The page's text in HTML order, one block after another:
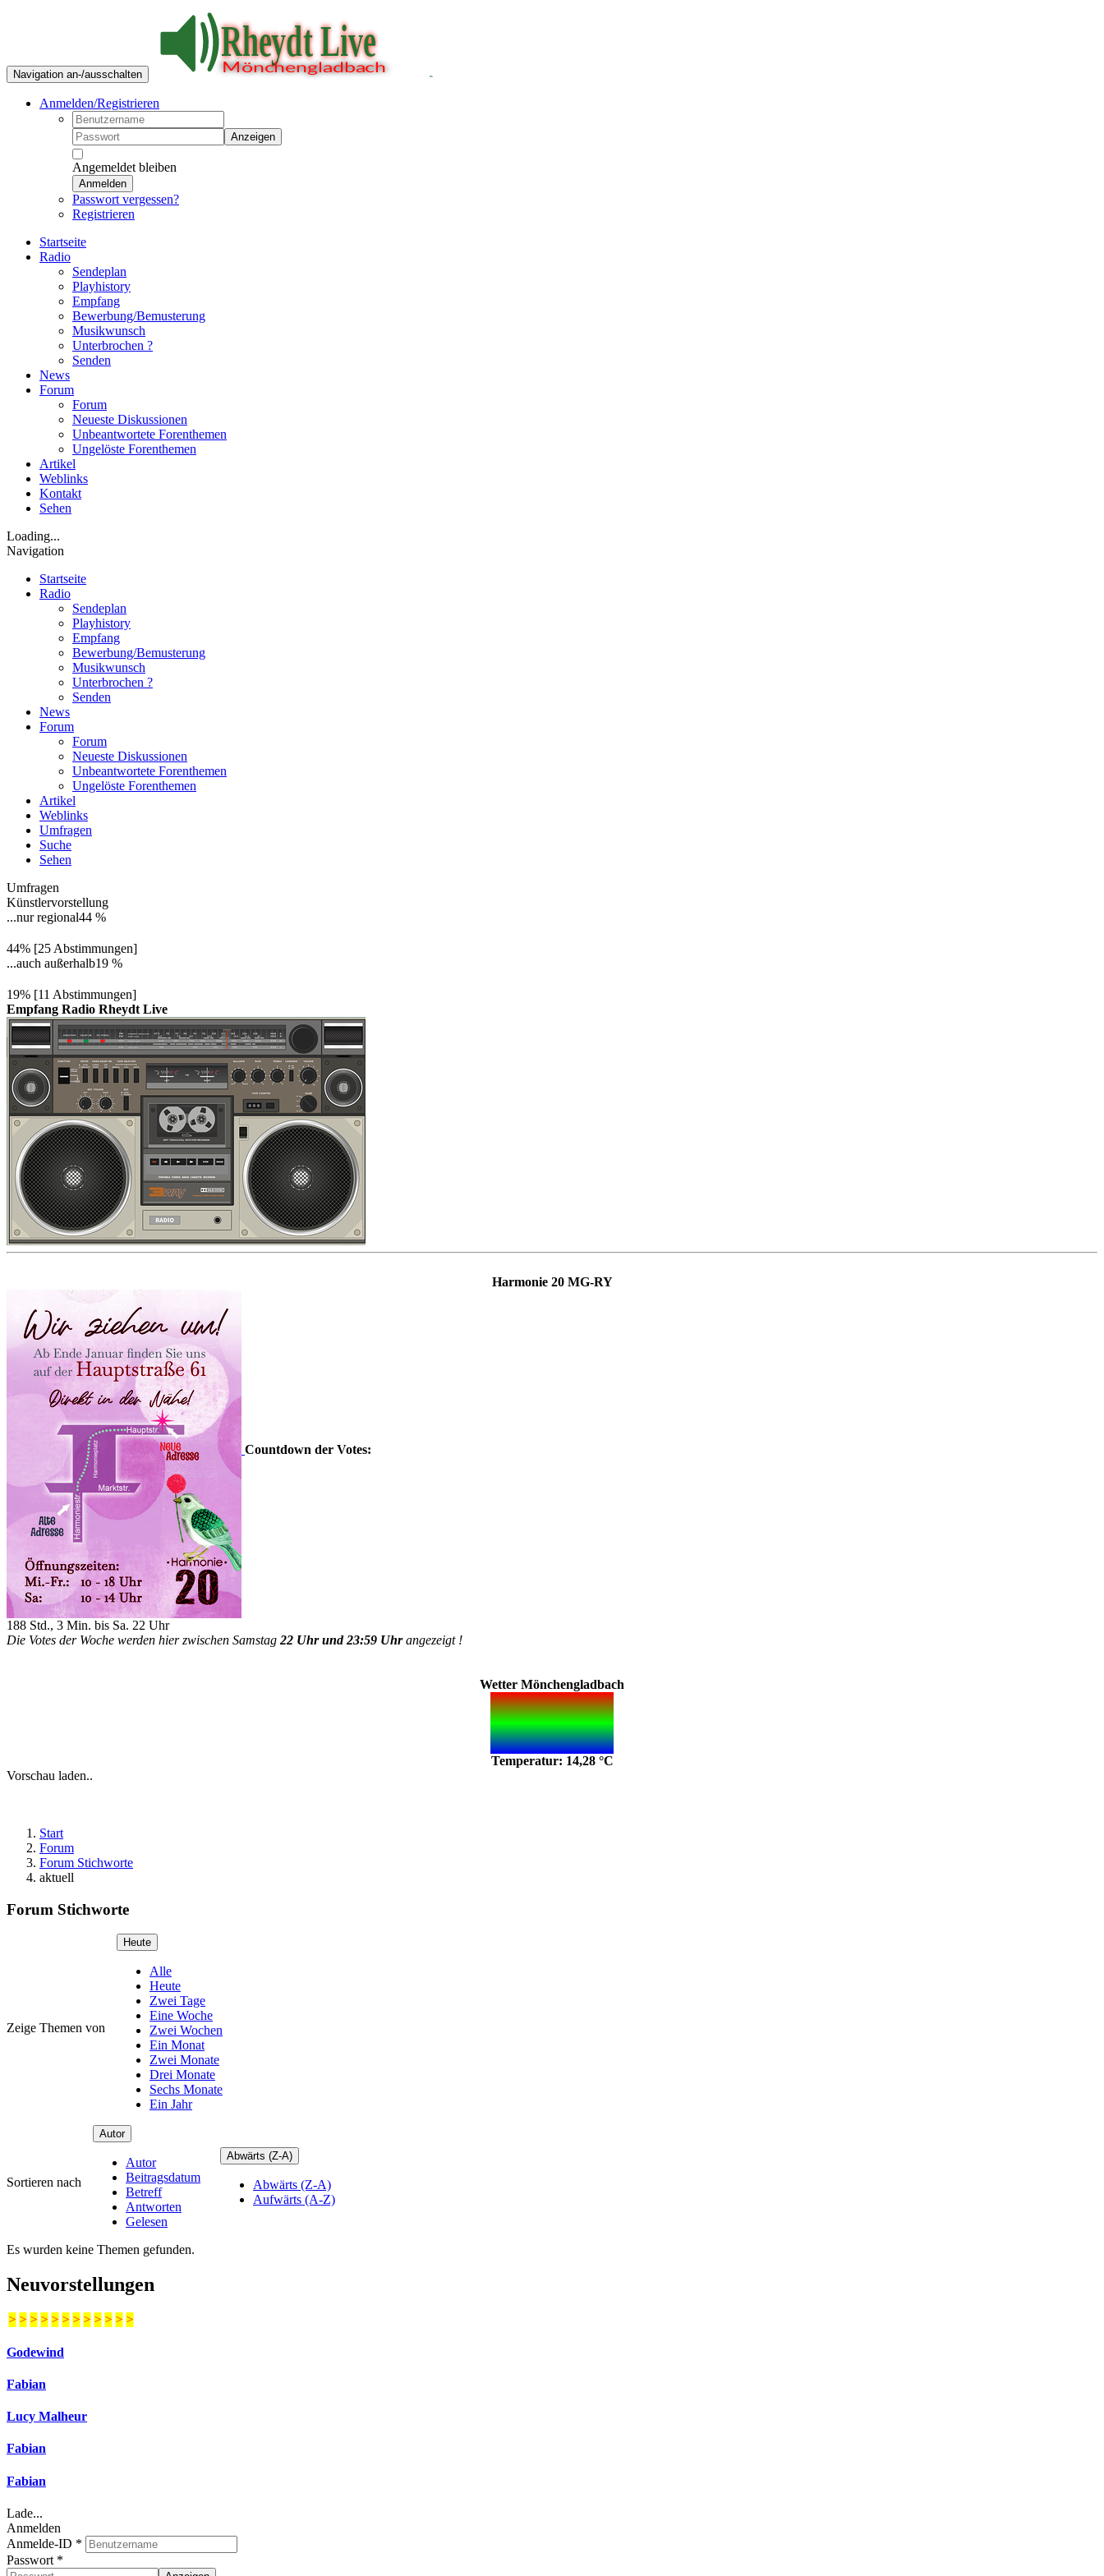
Navigation an-/ausschalten
Anmelden/Registrieren
Anzeigen
Angemeldet bleiben
Anmelden
Passwort vergessen?
Registrieren
Startseite
Radio
Sendeplan
Playhistory
Empfang
Bewerbung/Bemusterung
Musikwunsch
Unterbrochen ?
Senden
News
Forum
Forum
Neueste Diskussionen
Unbeantwortete Forenthemen
Ungelöste Forenthemen
Artikel
Weblinks
Kontakt
Sehen
Loading...
Navigation
Startseite
Radio
Sendeplan
Playhistory
Empfang
Bewerbung/Bemusterung
Musikwunsch
Unterbrochen ?
Senden
News
Forum
Forum
Neueste Diskussionen
Unbeantwortete Forenthemen
Ungelöste Forenthemen
Artikel
Weblinks
Umfragen
Suche
Sehen
Umfragen
Künstlervorstellung
...nur regional44 %
44% [25 Abstimmungen]
...auch außerhalb19 %
19% [11 Abstimmungen]
Empfang Radio Rheydt Live
Harmonie 20 MG-RY
Countdown der Votes:
188 Std., 3 Min. bis Sa. 22 Uhr
Die Votes der Woche werden hier zwischen Samstag 22 Uhr und 23:59 Uhrangezeigt !
Wetter Mönchengladbach
Temperatur: 14,28 °C
Vorschau laden..
Start
Forum
Forum Stichworte
aktuell
Forum Stichworte
Zeige Themen von
Heute
Alle
Heute
Zwei Tage
Eine Woche
Zwei Wochen
Ein Monat
Zwei Monate
Drei Monate
Sechs Monate
Ein Jahr
Sortieren nach
Autor
Autor
Beitragsdatum
Betreff
Antworten
Gelesen
Abwärts (Z-A)
Abwärts (Z-A)
Aufwärts (A-Z)
Es wurden keine Themen gefunden.
Neuvorstellungen
> > > > > > > > > > > >
Godewind
Fabian
Lucy Malheur
Fabian
Fabian
Lade...
Anmelden
Anmelde-ID *
Passwort *